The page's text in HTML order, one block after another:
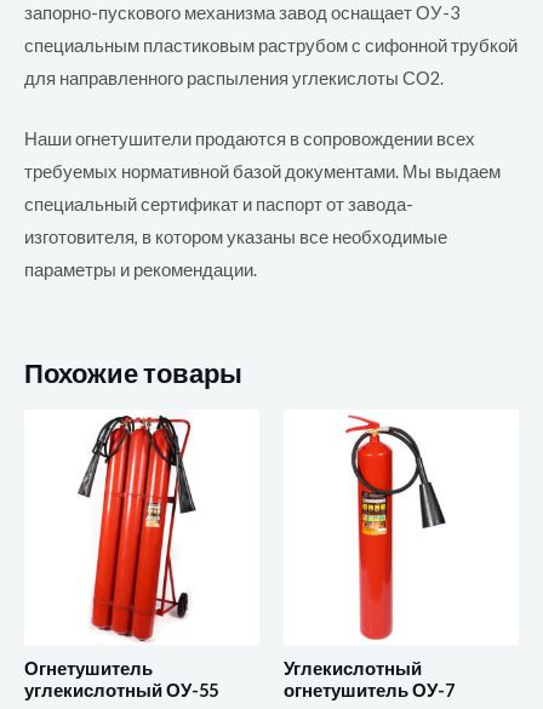
запорно-пускового механизма завод оснащает ОУ-3
специальным пластиковым раструбом с сифонной трубкой
для направленного распыления углекислоты СО2.
Наши огнетушители продаются в сопровождении всех
требуемых нормативной базой документами. Мы выдаем
специальный сертификат и паспорт от завода-
изготовителя, в котором указаны все необходимые
параметры и рекомендации.
Похожие товары
Огнетушитель
углекислотный ОУ-55
Углекислотный
огнетушитель ОУ-7